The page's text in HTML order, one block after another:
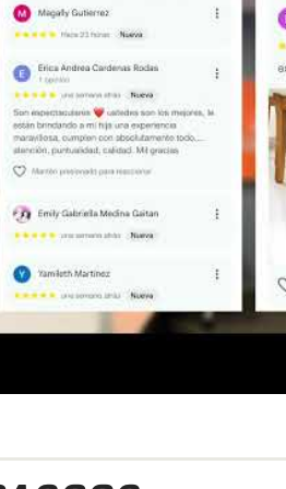
Cierre: cremallera de doble tirón
Diseño: logo Cougar — identidad
Qué Necesitas una Maleta
patines en línea tienen una forma
Al transportarlos
o la propia bota se deforma. La
correctos para que
protegidos de golpes
Frecuentes
maleta cabe también el casco y
el equipo completo.
dimensiones pueden variar según